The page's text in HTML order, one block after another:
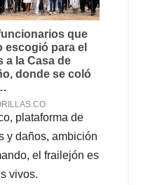
plataforma de
y daños, ambición
el frailejón es
vivos.